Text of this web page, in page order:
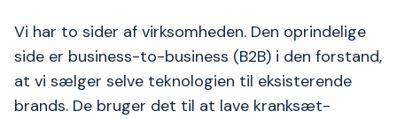
Vi har to sider af virksomheden. Den oprindelige
side er business-to-business (B2B) i den forstand,
at vi sælger selve teknologien til eksisterende
brands. De bruger det til at lave kranksæt-